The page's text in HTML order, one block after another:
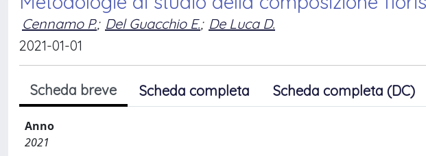
Cennamo P.; Del Guacchio E.; De Luca D.
2021-01-01
Scheda breve Scheda completa Scheda completa (DC)
Anno
2021